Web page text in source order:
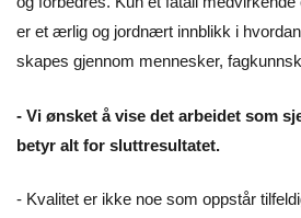
er et ærlig og jordnært innblikk i
skapes gjennom mennesker,
- Vi ønsket å vise det arbeidet som
betyr alt for sluttresultatet.
- Kvalitet er ikke noe som oppstår